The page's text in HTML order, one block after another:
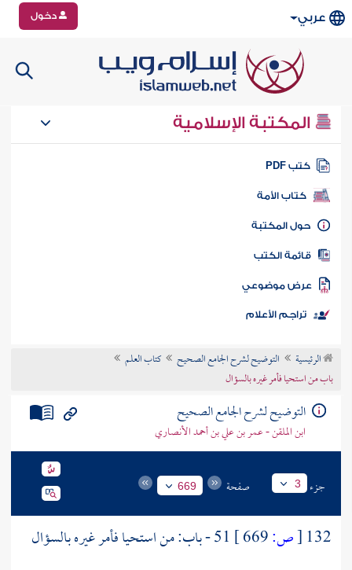
عربي دخول
المكتبة الإسلامية
كتب PDF
كتاب الأمة
المكتبة
الكتب
موضوعي
تراجم الأعلام
الرئيسية التوضيح لشرح الجامع الصحيح
كتاب العلم
باب من استحيا فأمر غيره بالسؤال
التوضيح لشرح الجامع الصحيح
ابن الملقن - عمر بن علي بن أحمد الأنصاري
جزء 3 صفحة 669
132
[ص:
51 - باب: من استحيا فأمر غيره بالسؤال